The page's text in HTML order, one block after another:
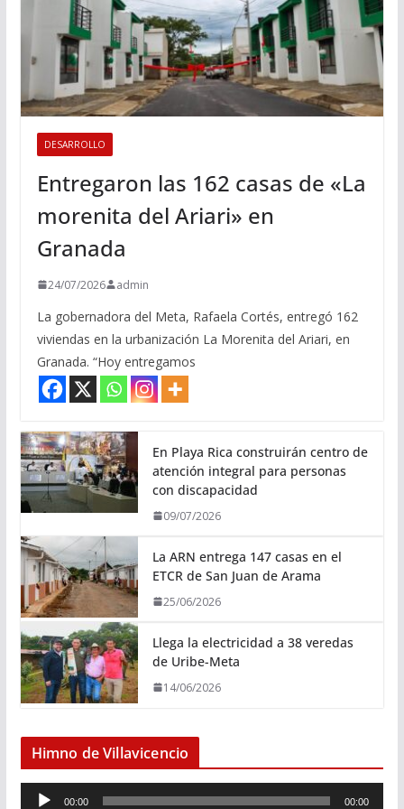
DESARROLLO
Entregaron las 162 casas de «La
morenita del Ariari» en
Granada
24/07/2026 admin
La gobernadora del Meta, Rafaela Cortés, entregó 162
viviendas en la urbanización La Morenita del Ariari, en
Granada. “Hoy entregamos
En Playa Rica construirán centro de
atención integral para personas
con discapacidad
09/07/2026
La ARN entrega 147 casas en el
ETCR de San Juan de Arama
25/06/2026
Llega la electricidad a 38 veredas
de Uribe-Meta
14/06/2026
Himno de Villavicencio
00:00 00:00